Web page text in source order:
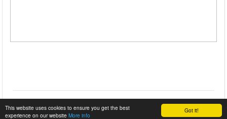
Got it!
This website uses cookies to ensure you get the best
experience on our website More info